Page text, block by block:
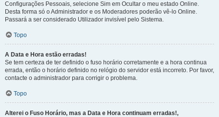
Configurações Pessoais, selecione Sim em Ocultar o meu estado Online.
Desta forma só o Administrador e os Moderadores poderão vê-lo Online.
Passará a ser considerado Utilizador invisível pelo Sistema.
Topo
A Data e Hora estão erradas!
Se tem certeza de ter definido o fuso horário corretamente e a hora continua
errada, então o horário definido no relógio do servidor está incorreto. Por favor,
contacte o administrador para corrigir o problema.
Topo
Alterei o Fuso Horário, mas a Data e Hora continuam erradas!,